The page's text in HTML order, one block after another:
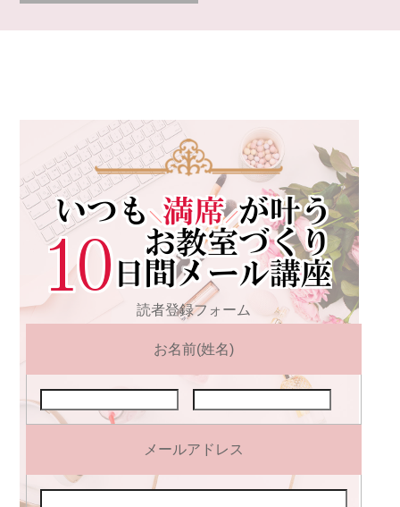
読者登録フォーム
お名前(姓名)
メールアドレス